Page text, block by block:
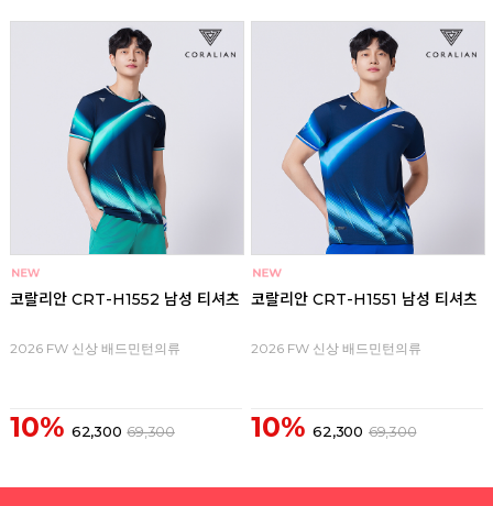
코랄리안 CRT-H1552 남성 티셔츠
2026 FW 신상 배드민턴의류
10% 62,300 69,300
코랄리안 CRT-H1551 남성 티셔츠
2026 FW 신상 배드민턴의류
10% 62,300 69,300